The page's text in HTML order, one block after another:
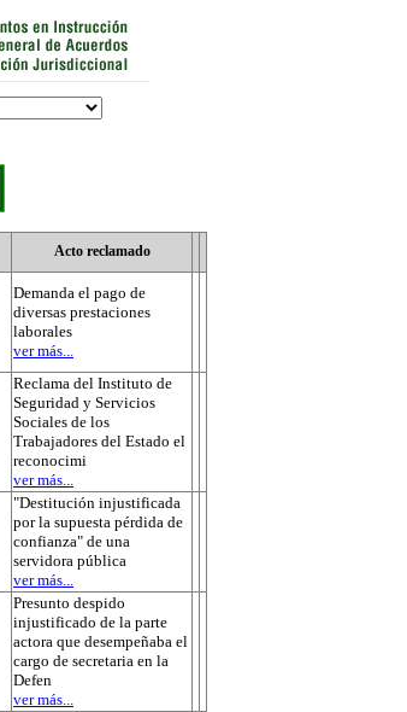
Acto reclamado
Demanda el pago de
diversas prestaciones
laborales
ver más...
Reclama del Instituto de
Seguridad y Servicios
Sociales de los
Trabajadores del Estado el
reconocimi
ver más...
"Destitución injustificada
por la supuesta pérdida de
confianza" de una
servidora pública
ver más...
Presunto despido
injustificado de la parte
actora que desempeñaba el
cargo de secretaria en la
Defen
ver más...